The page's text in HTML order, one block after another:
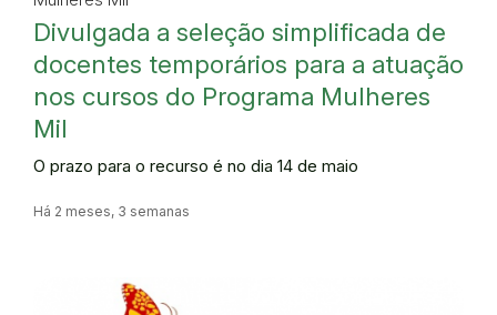
Divulgada a seleção simplificada de
docentes temporários para a atuação
nos cursos do Programa Mulheres
Mil
O prazo para o recurso é no dia 14 de maio
Há 2 meses, 3 semanas